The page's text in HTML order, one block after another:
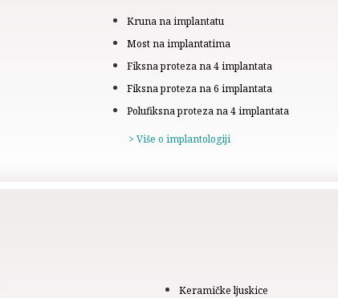
Kruna na implantatu
Most na implantatima
Fiksna proteza na 4 implantata
Fiksna proteza na 6 implantata
Polufiksna proteza na 4 implantata
> Više o implantologiji
Keramičke ljuskice